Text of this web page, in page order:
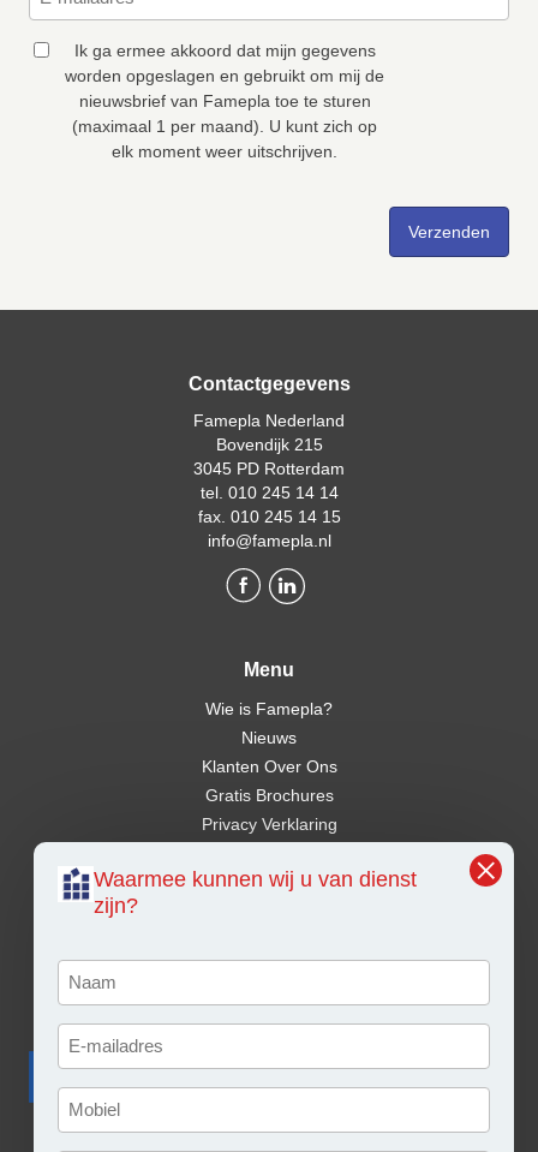
Ik ga ermee akkoord dat mijn gegevens
worden opgeslagen en gebruikt om mij de
nieuwsbrief van Famepla toe te sturen
(maximaal 1 per maand). U kunt zich op
elk moment weer uitschrijven.
Contactgegevens
Famepla Nederland
Bovendijk 215
3045 PD Rotterdam
tel. 010 245 14 14
fax. 010 245 14 15
info@famepla.nl
Menu
Wie is Famepla?
Nieuws
Klanten Over Ons
Gratis Brochures
Privacy Verklaring
Waarmee kunnen wij u van dienst
zijn?